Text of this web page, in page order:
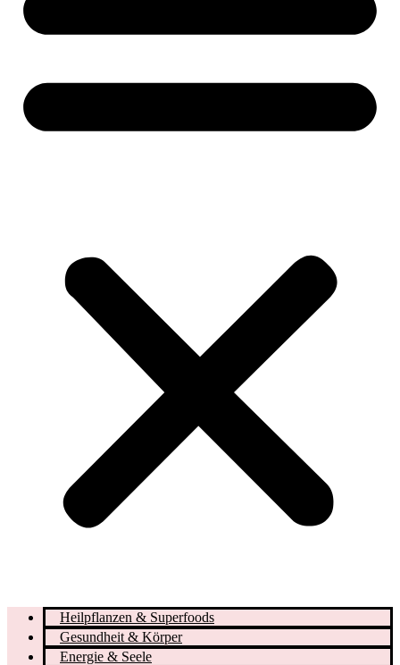
Heilpflanzen & Superfoods
Gesundheit & Körper
Energie & Seele